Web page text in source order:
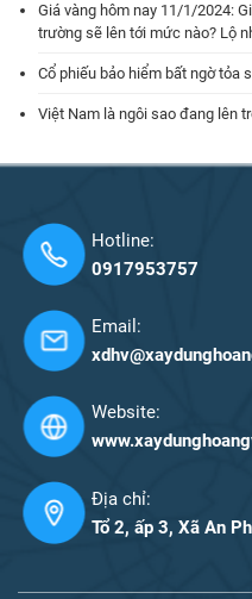
Giá vàng hôm nay 11/1/2024:
trường sẽ lên tới mức nào? Lộ
Cổ phiếu bảo hiểm bất ngờ tỏa
Việt Nam là ngôi sao đang lên
Hotline:
0917953757
Email:
Website:
Địa chỉ:
Tổ 2, ấp 3, Xã An